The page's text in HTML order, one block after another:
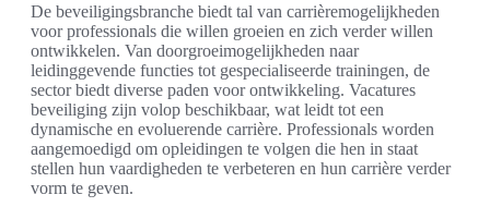
De beveiligingsbranche biedt tal van carrièremogelijkheden
voor professionals die willen groeien en zich verder willen
ontwikkelen. Van doorgroeimogelijkheden naar
leidinggevende functies tot gespecialiseerde trainingen, de
sector biedt diverse paden voor ontwikkeling. Vacatures
beveiliging zijn volop beschikbaar, wat leidt tot een
dynamische en evoluerende carrière. Professionals worden
aangemoedigd om opleidingen te volgen die hen in staat
stellen hun vaardigheden te verbeteren en hun carrière verder
vorm te geven.